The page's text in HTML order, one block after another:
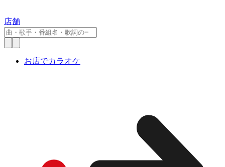
店舗
お店でカラオケ